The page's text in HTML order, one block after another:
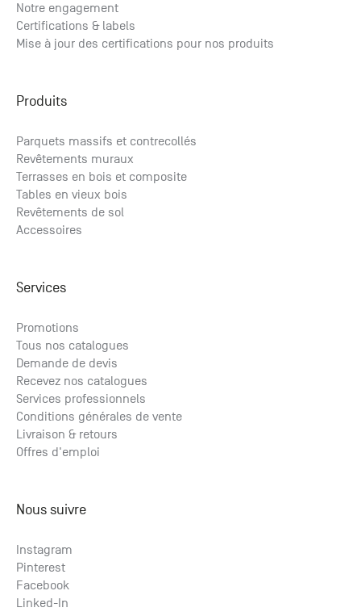
Notre engagement
Certifications & labels
Mise à jour des certifications pour nos produits
Produits
Parquets massifs et contrecollés
Revêtements muraux
Terrasses en bois et composite
Tables en vieux bois
Revêtements de sol
Accessoires
Services
Promotions
Tous nos catalogues
Demande de devis
Recevez nos catalogues
Services professionnels
Conditions générales de vente
Livraison & retours
Offres d'emploi
Nous suivre
Instagram
Pinterest
Facebook
Linked-In